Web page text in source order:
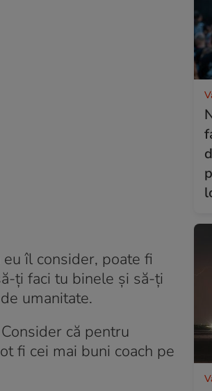
îl consider, poate fi
ți faci tu binele și să-ți
umanitate.
că pentru
fi cei mai buni coach pe